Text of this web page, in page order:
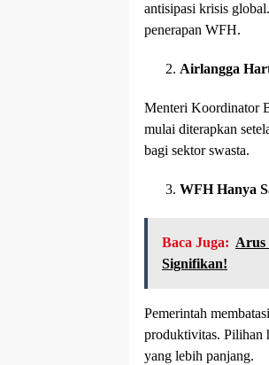
antisipasi krisis
penerapan WFH.
Airlangga
Menteri Koordinator
mulai diterapkan
bagi sektor swasta.
WFH Hanya
Baca Juga: Arus
Signifikan!
Pemerintah
produktivitas. Pilihan
yang lebih panjang.